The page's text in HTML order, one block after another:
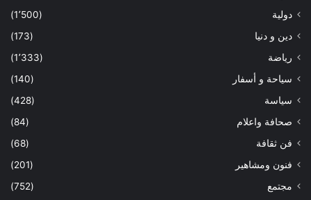
دولية
(1٬500)
دين و دنيا
(173)
رياضة
(1٬333)
سياحة و أسفار
(140)
سياسة
(428)
صحافة واعلام
(84)
فن ثقافة
(68)
فنون ومشاهير
(201)
مجتمع
(752)